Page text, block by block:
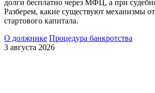
долги бесплатно через МФЦ, а при
Разберем, какие существуют механизмы
стартового капитала.
О должнике Процедура банкротства
3 августа 2026